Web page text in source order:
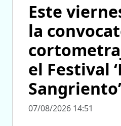
Este
la
el Festival
Sangriento’
07/08/2026 14:51